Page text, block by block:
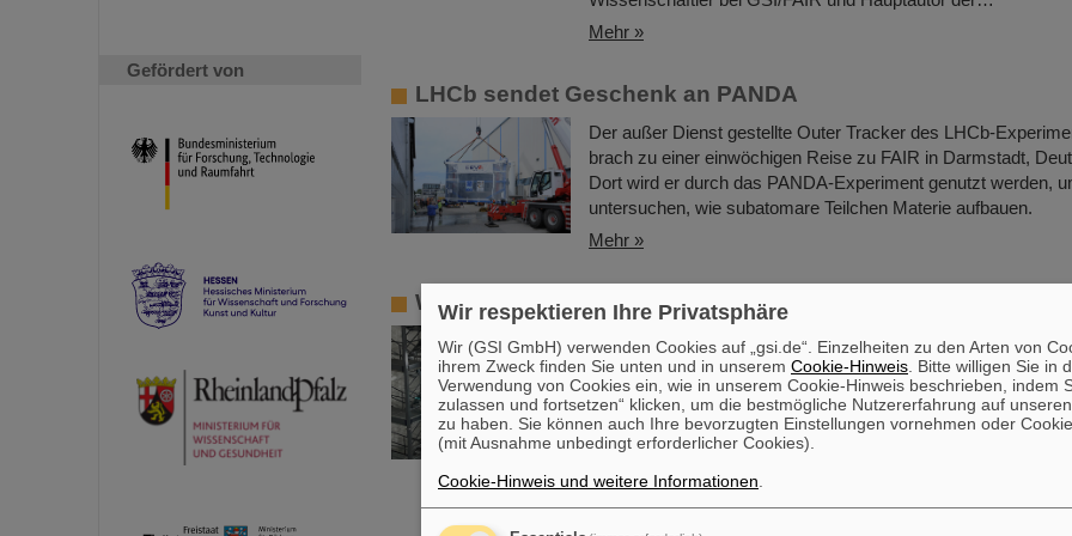
Gefördert von
Mehr »
LHCb sendet Geschenk an PANDA
Der außer Dienst gestellte Outer Tracker des LHCb-
brach zu einer einwöchigen Reise zu FAIR in Darmstadt,
Dort wird er durch das PANDA-Experiment genutzt werden,
untersuchen, wie subatomare Teilchen Materie aufbauen.
Mehr »
Wissenschaft an ihren Platz bringen bei GSI/FAIR mit
GSI und FAIR sind neues Mitglied der gemeinnützigen
RI.Logistica, die sich zum Ziel gesetzt hat, durch die
Werkzeugen, Infrastruktur und Standards für die Logistik
ihren Platz zu bringen“. Der Betrieb und die Verbesserung der
GSI-Beschleuniger und -Experimente sowie der Bau, die
GSI/FAIR vor enorme logistische Herausforderungen. Einige…
Wir respektieren Ihre Privatsphäre
Wir (GSI GmbH) verwenden Cookies auf „gsi.de“. Einzelheiten zu den Arten von
ihrem Zweck finden Sie unten und in unserem Cookie-Hinweis . Bitte willigen Sie in
Verwendung von Cookies ein, wie in unserem Cookie-Hinweis beschrieben, indem
zulassen und fortsetzen“ klicken, um die bestmögliche Nutzererfahrung auf
zu haben. Sie können auch Ihre bevorzugten Einstellungen vornehmen oder
(mit Ausnahme unbedingt erforderlicher Cookies).
Cookie-Hinweis und weitere Informationen